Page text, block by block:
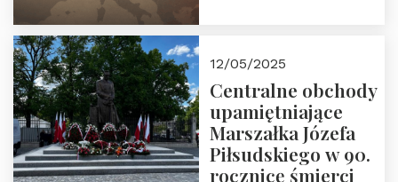
12/05/2025
Centralne obchody
upamiętniające
Marszałka Józefa
Piłsudskiego w 90.
rocznicę śmierci